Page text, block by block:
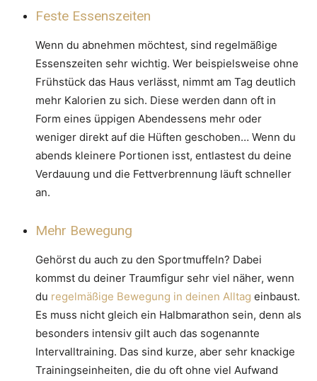
Feste Essenszeiten
Wenn du abnehmen möchtest, sind regelmäßige
Essenszeiten sehr wichtig. Wer beispielsweise ohne
Frühstück das Haus verlässt, nimmt am Tag deutlich
mehr Kalorien zu sich. Diese werden dann oft in
Form eines üppigen Abendessens mehr oder
weniger direkt auf die Hüften geschoben… Wenn du
abends kleinere Portionen isst, entlastest du deine
Verdauung und die Fettverbrennung läuft schneller
an.
Mehr Bewegung
Gehörst du auch zu den Sportmuffeln? Dabei
kommst du deiner Traumfigur sehr viel näher, wenn
du regelmäßige Bewegung in deinen Alltag einbaust.
Es muss nicht gleich ein Halbmarathon sein, denn als
besonders intensiv gilt auch das sogenannte
Intervalltraining. Das sind kurze, aber sehr knackige
Trainingseinheiten, die du oft ohne viel Aufwand